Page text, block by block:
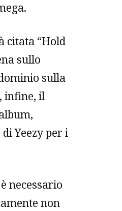
citata “Hold
sullo
sulla
infine, il
Yeezy per i
necessario
non